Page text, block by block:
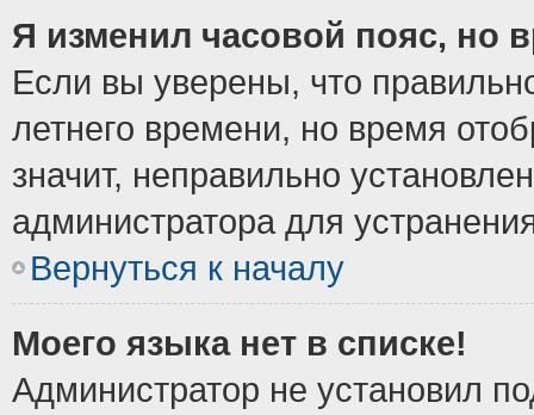
Я изменил часовой пояс, но
Если вы уверены, что
летнего времени, но время
значит, неправильно
администратора для
Вернуться к началу
Моего языка нет в списке!
Администратор не установил